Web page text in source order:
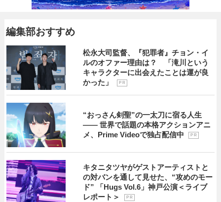
編集部おすすめ
松永大司監督、『犯罪者』チョン・イ
ルのオファー理由は？ 「滝川という
キャラクターに出会えたことは運が良
かった」
P R
“おっさん剣聖”の一太刀に宿る人生
―― 世界で話題の本格アクションアニ
メ、Prime Videoで独占配信中
P R
キタニタツヤがゲストアーティストと
の対バンを通して見せた、“攻めのモー
ド” 「Hugs Vol.6」神戸公演＜ライブ
レポート＞
P R